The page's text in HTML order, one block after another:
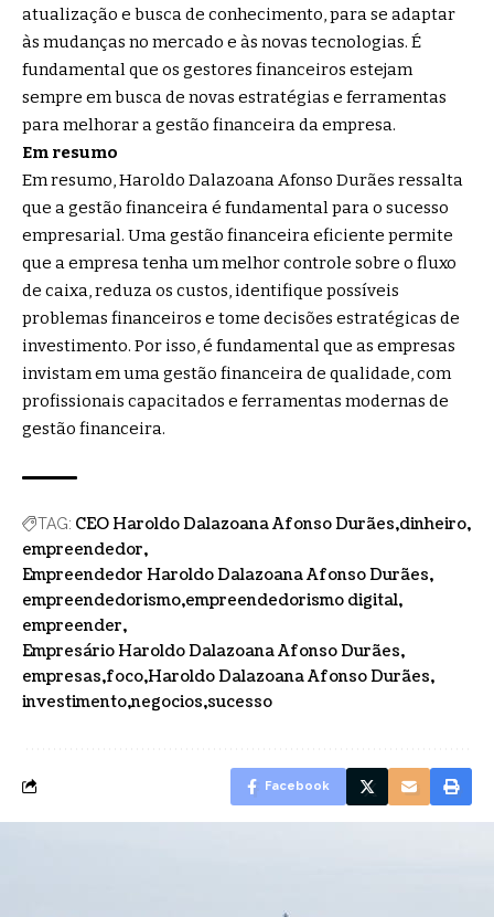
atualização e busca de conhecimento, para se adaptar
às mudanças no mercado e às novas tecnologias. É
fundamental que os gestores financeiros estejam
sempre em busca de novas estratégias e ferramentas
para melhorar a gestão financeira da empresa.
Em resumo
Em resumo, Haroldo Dalazoana Afonso Durães ressalta
que a gestão financeira é fundamental para o sucesso
empresarial. Uma gestão financeira eficiente permite
que a empresa tenha um melhor controle sobre o fluxo
de caixa, reduza os custos, identifique possíveis
problemas financeiros e tome decisões estratégicas de
investimento. Por isso, é fundamental que as empresas
invistam em uma gestão financeira de qualidade, com
profissionais capacitados e ferramentas modernas de
gestão financeira.
TAG: CEO Haroldo Dalazoana Afonso Durães dinheiro
empreendedor
Empreendedor Haroldo Dalazoana Afonso Durães
empreendedorismo empreendedorismo digital
empreender
Empresário Haroldo Dalazoana Afonso Durães
empresas foco Haroldo Dalazoana Afonso Durães
investimento negocios sucesso
Facebook